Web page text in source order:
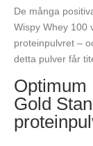
De många
Wispy Whey 100
proteinpulvret –
detta pulver får
Optimum
Gold